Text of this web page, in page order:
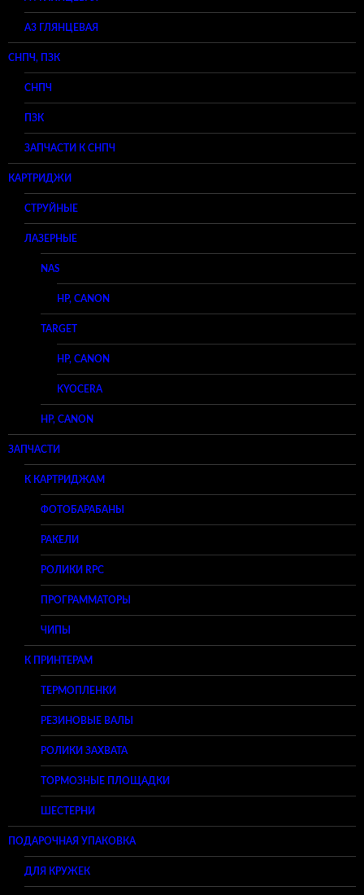
A3 ГЛЯНЦЕВАЯ
СНПЧ, ПЗК
СНПЧ
ПЗК
ЗАПЧАСТИ К СНПЧ
КАРТРИДЖИ
СТРУЙНЫЕ
ЛАЗЕРНЫЕ
NAS
HP, CANON
TARGET
HP, CANON
KYOCERA
HP, CANON
ЗАПЧАСТИ
К КАРТРИДЖАМ
ФОТОБАРАБАНЫ
РАКЕЛИ
РОЛИКИ RPC
ПРОГРАММАТОРЫ
ЧИПЫ
К ПРИНТЕРАМ
ТЕРМОПЛЕНКИ
РЕЗИНОВЫЕ ВАЛЫ
РОЛИКИ ЗАХВАТА
ТОРМОЗНЫЕ ПЛОЩАДКИ
ШЕСТЕРНИ
ПОДАРОЧНАЯ УПАКОВКА
ДЛЯ КРУЖЕК